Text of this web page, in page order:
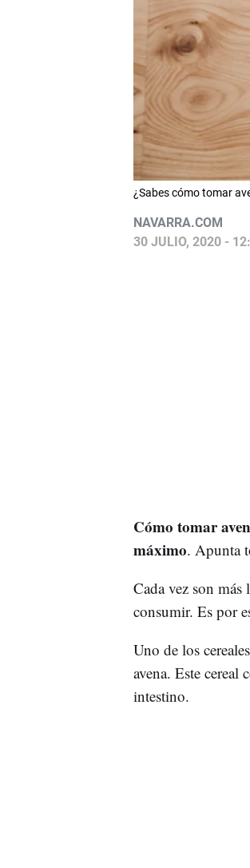
¿Sabes cómo tomar
NAVARRA.COM
30 JULIO, 2020 -
Cómo tomar
máximo. Apunta
Cada vez son más
consumir. Es por
Uno de los
avena. Este cereal
intestino.